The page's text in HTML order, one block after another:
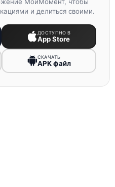
и делиться своими.
ДОСТУПНО В
App Store
СКАЧАТЬ
APK файл